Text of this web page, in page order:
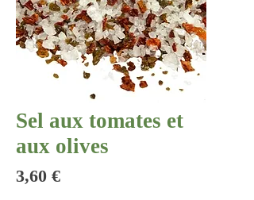
Sel aux tomates et
aux olives
3,60 €Prix